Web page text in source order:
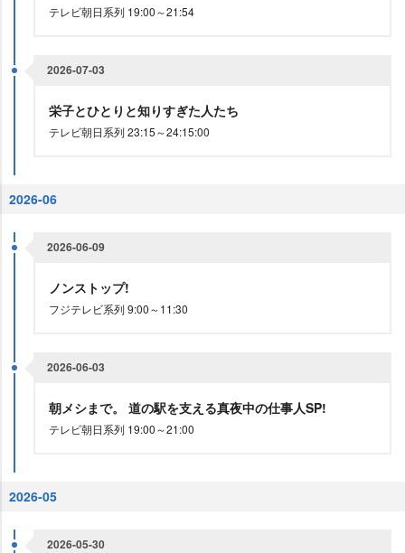
テレビ朝日系列 19:00～21:54
2026-07-03
栄子とひとりと知りすぎた人たち
テレビ朝日系列 23:15～24:15:00
2026-06
2026-06-09
ノンストップ!
フジテレビ系列 9:00～11:30
2026-06-03
朝メシまで。 道の駅を支える真夜中の仕事人SP!
テレビ朝日系列 19:00～21:00
2026-05
2026-05-30